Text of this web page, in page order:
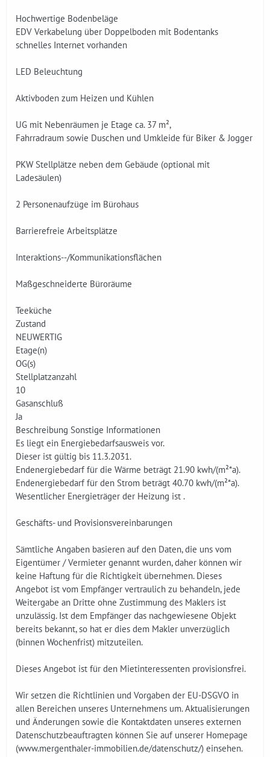
Hochwertige Bodenbeläge
EDV Verkabelung über Doppelboden mit Bodentanks
schnelles Internet vorhanden
LED Beleuchtung
Aktivboden zum Heizen und Kühlen
UG mit Nebenräumen je Etage ca. 37 m²,
Fahrradraum sowie Duschen und Umkleide für Biker & Jogger
PKW Stellplätze neben dem Gebäude (optional mit
Ladesäulen)
2 Personenaufzüge im Bürohaus
Barrierefreie Arbeitsplätze
Interaktions--/Kommunikationsflächen
Maßgeschneiderte Büroräume
Teeküche
Zustand
NEUWERTIG
Etage(n)
OG(s)
Stellplatzanzahl
10
Gasanschluß
Ja
Beschreibung Sonstige Informationen
Es liegt ein Energiebedarfsausweis vor.
Dieser ist gültig bis 11.3.2031.
Endenergiebedarf für die Wärme beträgt 21.90 kwh/(m²*a).
Endenergiebedarf für den Strom beträgt 40.70 kwh/(m²*a).
Wesentlicher Energieträger der Heizung ist .
Geschäfts- und Provisionsvereinbarungen
Sämtliche Angaben basieren auf den Daten, die uns vom
Eigentümer / Vermieter genannt wurden, daher können wir
keine Haftung für die Richtigkeit übernehmen. Dieses
Angebot ist vom Empfänger vertraulich zu behandeln, jede
Weitergabe an Dritte ohne Zustimmung des Maklers ist
unzulässig. Ist dem Empfänger das nachgewiesene Objekt
bereits bekannt, so hat er dies dem Makler unverzüglich
(binnen Wochenfrist) mitzuteilen.
Dieses Angebot ist für den Mietinteressenten provisionsfrei.
Wir setzen die Richtlinien und Vorgaben der EU-DSGVO in
allen Bereichen unseres Unternehmens um. Aktualisierungen
und Änderungen sowie die Kontaktdaten unseres externen
Datenschutzbeauftragten können Sie auf unserer Homepage
(www.mergenthaler-immobilien.de/datenschutz/) einsehen.